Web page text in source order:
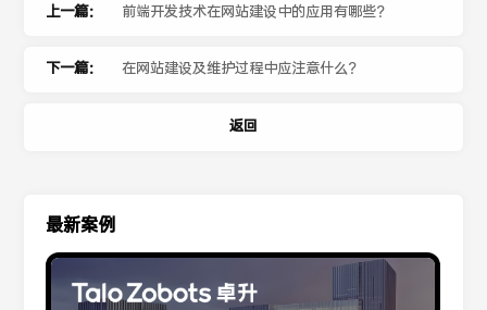
上一篇： 前端开发技术在网站建设中的应用有哪些？
下一篇： 在网站建设及维护过程中应注意什么？
返回
最新案例